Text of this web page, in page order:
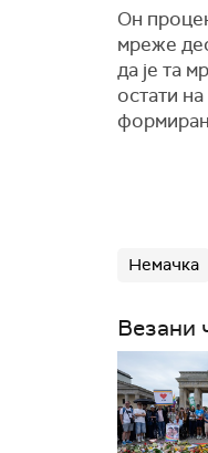
Он
мреже
да је та
остати
Немачка
Везани